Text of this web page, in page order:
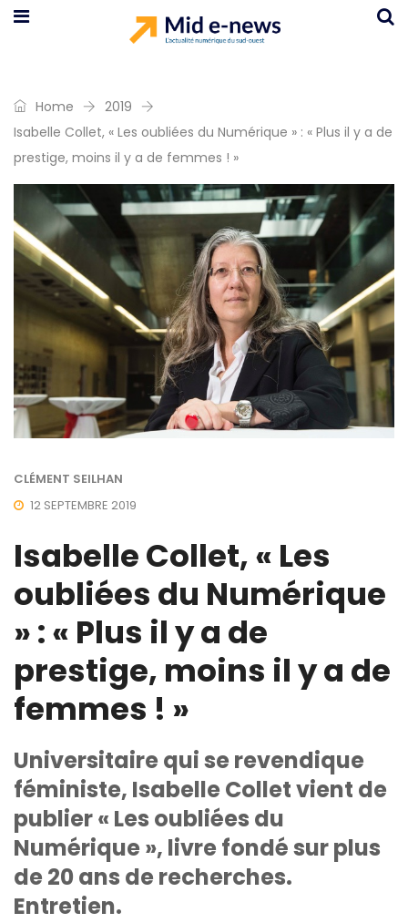
Home
2019
Isabelle Collet, « Les oubliées du Numérique » : « Plus il y a de
prestige, moins il y a de femmes ! »
CLÉMENT SEILHAN
12 SEPTEMBRE 2019
Isabelle Collet, « Les
oubliées du Numérique
» : « Plus il y a de
prestige, moins il y a de
femmes ! »
Universitaire qui se revendique
féministe, Isabelle Collet vient de
publier « Les oubliées du
Numérique », livre fondé sur plus
de 20 ans de recherches.
Entretien.